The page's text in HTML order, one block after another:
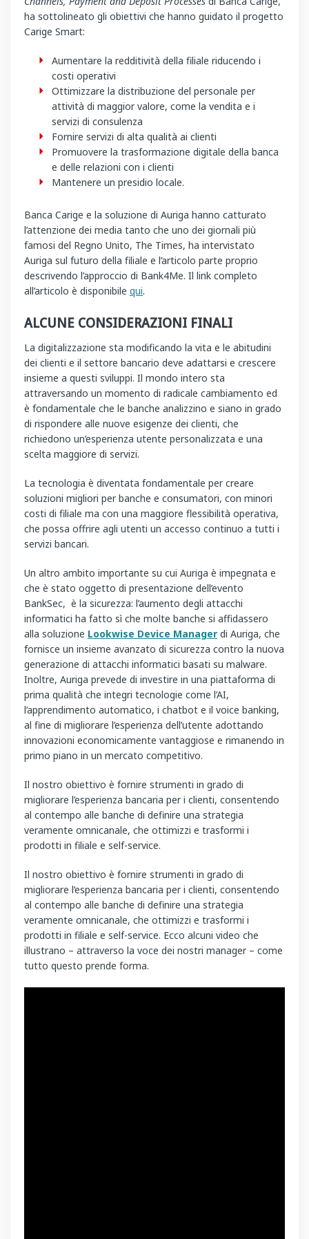
ha sottolineato gli obiettivi che hanno guidato il progetto
Carige Smart:
Aumentare la redditività della filiale riducendo i
costi operativi
Ottimizzare la distribuzione del personale per
attività di maggior valore, come la vendita e i
servizi di consulenza
Fornire servizi di alta qualità ai clienti
Promuovere la trasformazione digitale della banca
e delle relazioni con i clienti
Mantenere un presidio locale.
Banca Carige e la soluzione di Auriga hanno catturato
l’attenzione dei media tanto che uno dei giornali più
famosi del Regno Unito, The Times, ha intervistato
Auriga sul futuro della filiale e l’articolo parte proprio
descrivendo l’approccio di Bank4Me. Il link completo
all’articolo è disponibile qui.
ALCUNE CONSIDERAZIONI FINALI
La digitalizzazione sta modificando la vita e le abitudini
dei clienti e il settore bancario deve adattarsi e crescere
insieme a questi sviluppi. Il mondo intero sta
attraversando un momento di radicale cambiamento ed
è fondamentale che le banche analizzino e siano in grado
di rispondere alle nuove esigenze dei clienti, che
richiedono un’esperienza utente personalizzata e una
scelta maggiore di servizi.
La tecnologia è diventata fondamentale per creare
soluzioni migliori per banche e consumatori, con minori
costi di filiale ma con una maggiore flessibilità operativa,
che possa offrire agli utenti un accesso continuo a tutti i
servizi bancari.
Un altro ambito importante su cui Auriga è impegnata e
che è stato oggetto di presentazione dell’evento
BankSec, è la sicurezza: l’aumento degli attacchi
informatici ha fatto sì che molte banche si affidassero
alla soluzione Lookwise Device Manager di Auriga, che
fornisce un insieme avanzato di sicurezza contro la nuova
generazione di attacchi informatici basati su malware.
Inoltre, Auriga prevede di investire in una piattaforma di
prima qualità che integri tecnologie come l’AI,
l’apprendimento automatico, i chatbot e il voice banking,
al fine di migliorare l’esperienza dell’utente adottando
innovazioni economicamente vantaggiose e rimanendo in
primo piano in un mercato competitivo.
Il nostro obiettivo è fornire strumenti in grado di
migliorare l’esperienza bancaria per i clienti, consentendo
al contempo alle banche di definire una strategia
veramente omnicanale, che ottimizzi e trasformi i
prodotti in filiale e self-service.
Il nostro obiettivo è fornire strumenti in grado di
migliorare l’esperienza bancaria per i clienti, consentendo
al contempo alle banche di definire una strategia
veramente omnicanale, che ottimizzi e trasformi i
prodotti in filiale e self-service. Ecco alcuni video che
illustrano – attraverso la voce dei nostri manager – come
tutto questo prende forma.